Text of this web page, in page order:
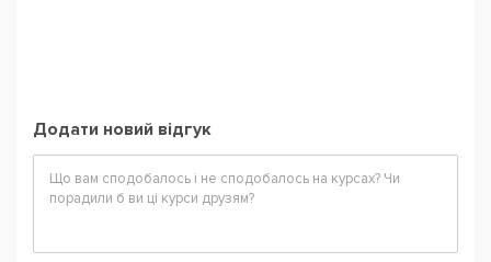
Додати новий відгук